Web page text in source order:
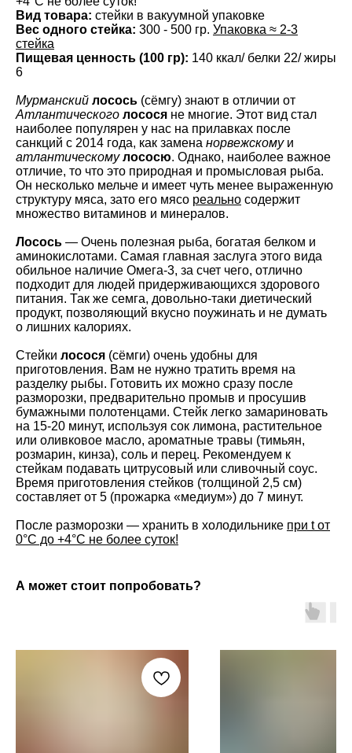
Вид товара: стейки в вакуумной упаковке
Вес одного стейка: 300 - 500 гр. Упаковка ≈ 2-3
стейка
Пищевая ценность (100 гр): 140 ккал/ белки 22/ жиры
6
Мурманский лосось (сёмгу) знают в отличии от
Атлантического лосося не многие. Этот вид стал
наиболее популярен у нас на прилавках после
санкций с 2014 года, как замена норвежскому и
атлантическомулососю. Однако, наиболее важное
отличие, то что это природная и промысловая рыба.
Он несколько мельче и имеет чуть менее выраженную
структуру мяса, зато его мясо реально содержит
множество витаминов и минералов.
Лосось — Очень полезная рыба, богатая белком и
аминокислотами. Самая главная заслуга этого вида
обильное наличие Омега-3, за счет чего, отлично
подходит для людей придерживающихся здорового
питания. Так же семга, довольно-таки диетический
продукт, позволяющий вкусно поужинать и не думать
о лишних калориях.
Стейки лосося (сёмги) очень удобны для
приготовления. Вам не нужно тратить время на
разделку рыбы. Готовить их можно сразу после
разморозки, предварительно промыв и просушив
бумажными полотенцами. Стейк легко замариновать
на 15-20 минут, используя сок лимона, растительное
или оливковое масло, ароматные травы (тимьян,
розмарин, кинза), соль и перец. Рекомендуем к
стейкам подавать цитрусовый или сливочный соус.
Время приготовления стейков (толщиной 2,5 см)
составляет от 5 (прожарка «медиум») до 7 минут.
После разморозки — хранить в холодильнике при t от
0°С до +4°С не более суток!
А может стоит попробовать?